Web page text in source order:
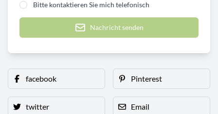
Bitte kontaktieren Sie mich telefonisch
Nachricht senden
facebook Pinterest
twitter Email